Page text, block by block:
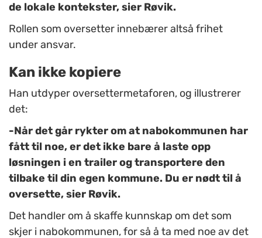
de lokale kontekster, sier Røvik.
Rollen som oversetter innebærer altså frihet
under ansvar.
Kan ikke kopiere
Han utdyper oversettermetaforen, og illustrerer
det:
-Når det går rykter om at nabokommunen har
fått til noe, er det ikke bare å laste opp
løsningen i en trailer og transportere den
tilbake til din egen kommune. Du er nødt til å
oversette, sier Røvik.
Det handler om å skaffe kunnskap om det som
skjer i nabokommunen, for så å ta med noe av det